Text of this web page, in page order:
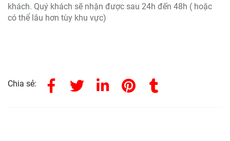
khách. Quý khách sẽ nhận được sau 24h đến 48h ( hoặc
có thể lâu hơn tùy khu vực)
Chia sẻ: